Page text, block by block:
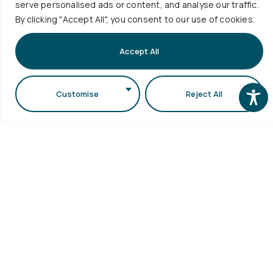
serve personalised ads or content, and analyse our traffic.
By clicking "Accept All", you consent to our use of cookies.
Customise Reject All
Accept All
ΕγγραφήΑΠΘ
Γραφείο
Βιβλιοθήκη
Ηλεκτρονικό
Ταχυδρομείο
ΜΟΔΙΠ
Επισκέψεις
1ος όροφος κτιρίου
Γραμματειών της
Σ.Θ.Ε. (κτίριο
Τμήματος
Πανεπιστημιούπολη